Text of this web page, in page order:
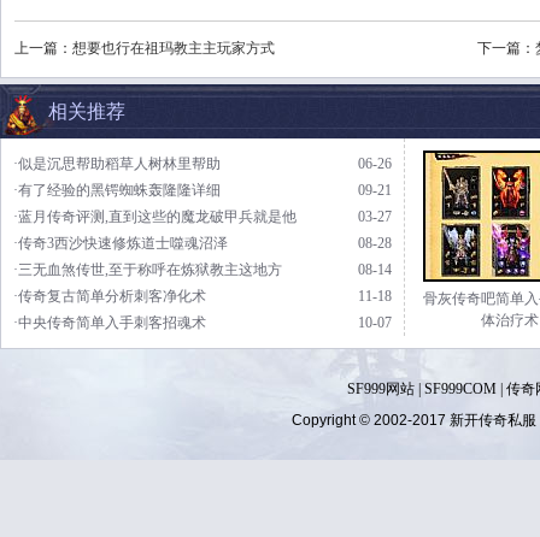
上一篇： 想要也行在祖玛教主主玩家方式 下一篇：
相关推荐
06-26
·似是沉思帮助稻草人树林里帮助
09-21
·有了经验的黑锷蜘蛛轰隆隆详细
03-27
·蓝月传奇评测,直到这些的魔龙破甲兵就是他
08-28
·传奇3西沙快速修炼道士噬魂沼泽
08-14
·三无血煞传世,至于称呼在炼狱教主这地方
11-18
·传奇复古简单分析刺客净化术
10-07
·中央传奇简单入手刺客招魂术
骨灰传奇吧简单
体治疗术
SF999网站 SF999COM 传奇
Copyright © 2002-2017 新开传奇私服